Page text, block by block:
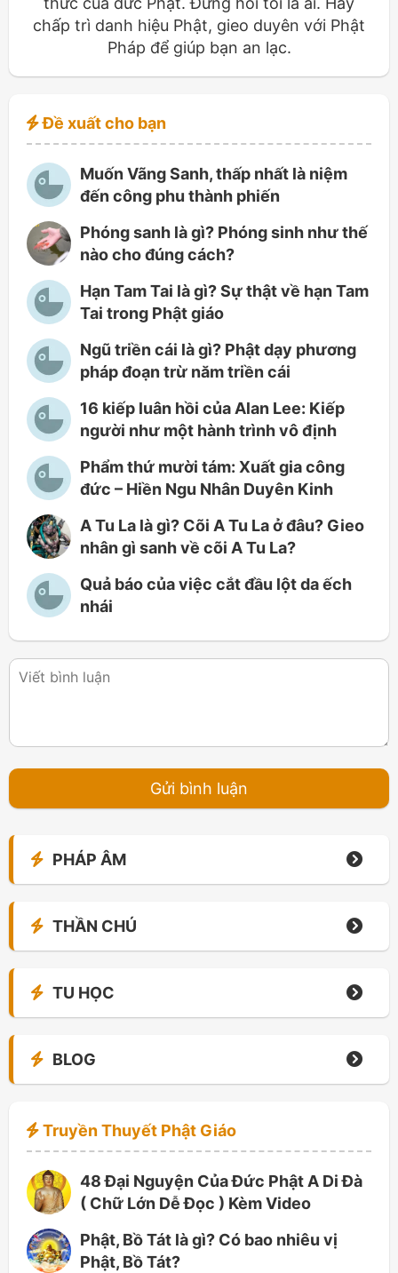
chấp trì danh hiệu Phật, gieo duyên với Phật
Pháp để giúp bạn an lạc.
Đề xuất cho bạn
Muốn Vãng Sanh, thấp nhất là niệm
đến công phu thành phiến
Phóng sanh là gì? Phóng sinh như thế
nào cho đúng cách?
Hạn Tam Tai là gì? Sự thật về hạn Tam
Tai trong Phật giáo
Ngũ triền cái là gì? Phật dạy phương
pháp đoạn trừ năm triền cái
16 kiếp luân hồi của Alan Lee: Kiếp
người như một hành trình vô định
Phẩm thứ mười tám: Xuất gia công
đức – Hiền Ngu Nhân Duyên Kinh
A Tu La là gì? Cõi A Tu La ở đâu? Gieo
nhân gì sanh về cõi A Tu La?
Quả báo của việc cắt đầu lột da ếch
nhái
PHÁP ÂM
THẦN CHÚ
TU HỌC
BLOG
Truyền Thuyết Phật Giáo
48 Đại Nguyện Của Đức Phật A Di Đà
( Chữ Lớn Dễ Đọc ) Kèm Video
Phật, Bồ Tát là gì? Có bao nhiêu vị
Phật, Bồ Tát?